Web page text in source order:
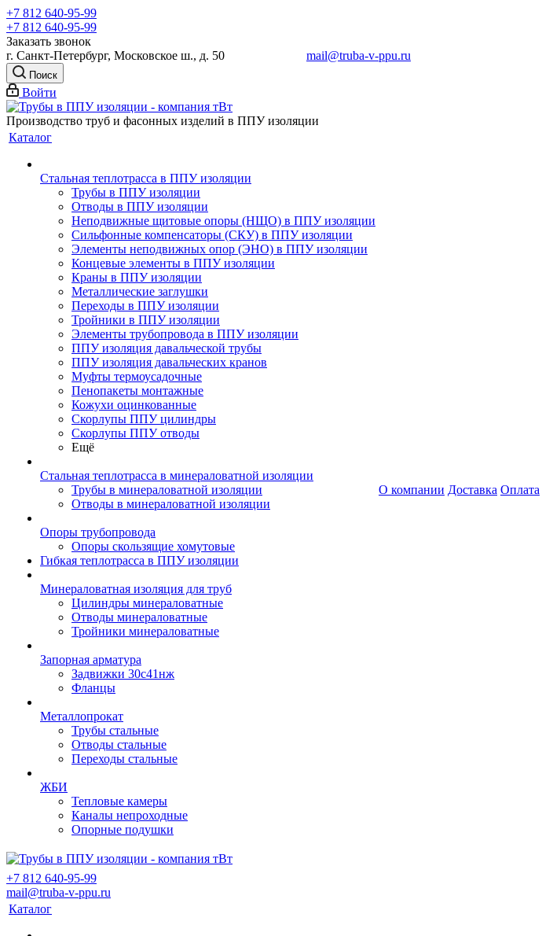
+7 812 640-95-99
+7 812 640-95-99
Заказать звонок
г. Санкт-Петербург, Московское ш., д. 50 mail@truba-v-ppu.ru
Поиск
Войти
Производство труб и фасонных изделий в ППУ изоляции
Каталог
Стальная теплотрасса в ППУ изоляции
Трубы в ППУ изоляции
Отводы в ППУ изоляции
Неподвижные щитовые опоры (НЩО) в ППУ изоляции
Cильфонные компенсаторы (СКУ) в ППУ изоляции
Элементы неподвижных опор (ЭНО) в ППУ изоляции
Концевые элементы в ППУ изоляции
Краны в ППУ изоляции
Металлические заглушки
Переходы в ППУ изоляции
Тройники в ППУ изоляции
Элементы трубопровода в ППУ изоляции
ППУ изоляция давальческой трубы
ППУ изоляция давальческих кранов
Муфты термоусадочные
Пенопакеты монтажные
Кожухи оцинкованные
Скорлупы ППУ цилиндры
Скорлупы ППУ отводы
Ещё
Стальная теплотрасса в минераловатной изоляции
Трубы в минераловатной изоляции
Отводы в минераловатной изоляции
Опоры трубопровода
Опоры скользящие хомутовые
Гибкая теплотрасса в ППУ изоляции
Минераловатная изоляция для труб
Цилиндры минераловатные
Отводы минераловатные
Тройники минераловатные
Запорная арматура
Задвижки 30с41нж
Фланцы
Металлопрокат
Трубы стальные
Отводы стальные
Переходы стальные
ЖБИ
Тепловые камеры
Каналы непроходные
Опорные подушки
О компании Доставка Оплата
+7 812 640-95-99
mail@truba-v-ppu.ru
Каталог